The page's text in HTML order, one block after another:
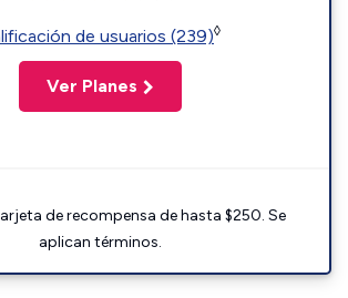
de usuarios (239)◊
Ver Planes
de recompensa de hasta $250. Se
aplican términos.